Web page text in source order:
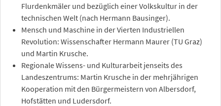
Flurdenkmäler und bezüglich einer Volkskultur in der
technischen Welt (nach Hermann Bausinger).
Mensch und Maschine in der Vierten Industriellen
Revolution: Wissenschafter Hermann Maurer (TU Graz)
und Martin Krusche.
Regionale Wissens- und Kulturarbeit jenseits des
Landeszentrums: Martin Krusche in der mehrjährigen
Kooperation mit den Bürgermeistern von Albersdorf,
Hofstätten und Ludersdorf.